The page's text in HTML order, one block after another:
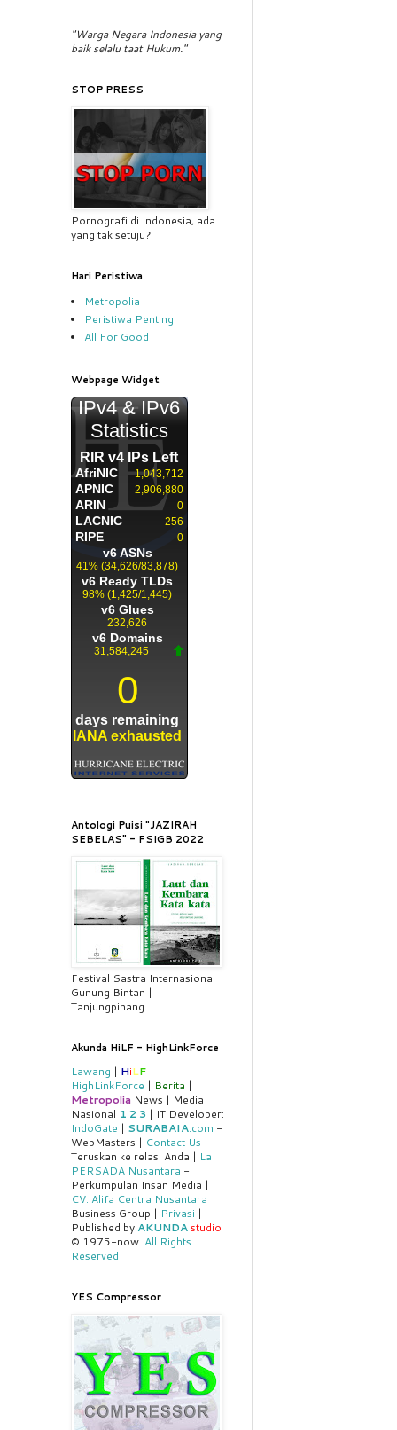
"Warga Negara Indonesia yang
baik selalu taat Hukum."
STOP PRESS
Pornografi di Indonesia, ada
yang tak setuju?
Hari Peristiwa
Metropolia
Peristiwa Penting
All For Good
Webpage Widget
Antologi Puisi "JAZIRAH
SEBELAS" - FSIGB 2022
Festival Sastra Internasional
Gunung Bintan |
Tanjungpinang
Akunda HiLF - HighLinkForce
Lawang | HiLF -
HighLinkForce | Berita |
Metropolia News | Media
Nasional 1 2 3 | IT Developer:
IndoGate | SURABAIA.com -
WebMasters | Contact Us |
Teruskan ke relasi Anda | La
PERSADA Nusantara -
Perkumpulan Insan Media |
CV. Alifa Centra Nusantara
Business Group | Privasi |
Published by AKUNDAstudio
© 1975-now. All Rights
Reserved
YES Compressor